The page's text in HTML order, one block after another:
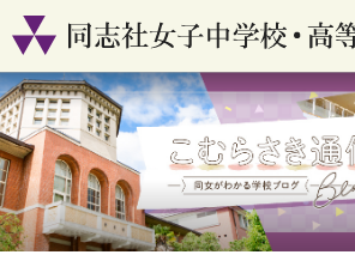
学校案内
コース紹介
学校生活
入試情報
資料請求